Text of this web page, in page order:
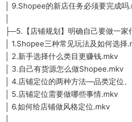
│ 9.Shopee的新店任务必须要完成吗
├─5.【店铺规划】明确自己要做一家
│ 1.Shopee三种常见玩法及如何选择
│ 2.新手选择什么类目更赚钱.mkv
│ 3.自己有货源怎么做Shopee.mkv
│ 4.店铺定位的两种方法—品类定位
│ 5.店铺定位需要做哪些事情.mkv
│ 6.如何给店铺做风格定位.mkv